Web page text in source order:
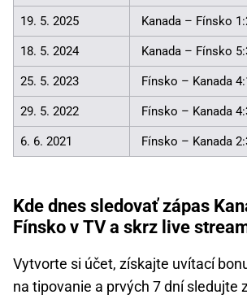
19. 5. 2025 Kanada – Fínsko
18. 5. 2024 Kanada – Fínsko
25. 5. 2023 Fínsko – Kanada
29. 5. 2022 Fínsko – Kanada
6. 6. 2021 Fínsko – Kanada
Kde dnes sledovať zápas
Fínsko v TV a skrz live
Vytvorte si účet, získajte uvítací
na tipovanie a prvých 7 dní sledujte